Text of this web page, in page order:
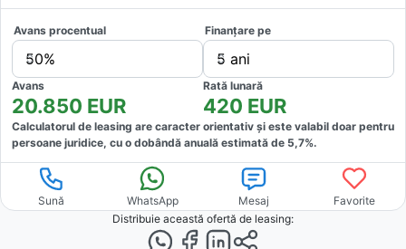
Avans procentual
50%
Finanțare pe
5 ani
Avans
20.850 EUR
Rată lunară
420 EUR
Calculatorul de leasing are caracter orientativ și este valabil doar pentru
persoane juridice, cu o dobândă anuală estimată de 5,7%.
Sună WhatsApp Mesaj
Favorite
Distribuie această ofertă de leasing: